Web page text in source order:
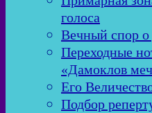
голоса
Вечный спор
Переходные
«Дамоклов
Его
Подбор